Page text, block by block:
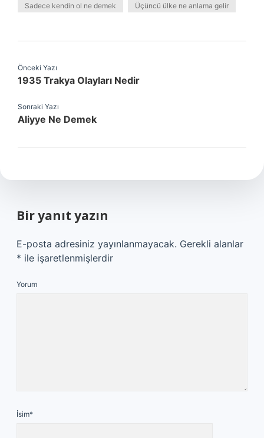
Sadece kendin ol ne demek Üçüncü ülke ne anlama gelir
Önceki Yazı
1935 Trakya Olayları Nedir
Sonraki Yazı
Aliyye Ne Demek
Bir yanıt yazın
E-posta adresiniz yayınlanmayacak. Gerekli alanlar
* ile işaretlenmişlerdir
Yorum
İsim*